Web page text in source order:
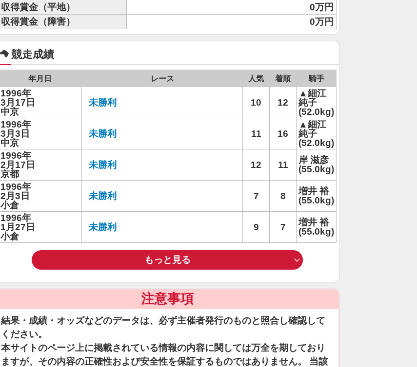
収得賞金（平地）
0万円
収得賞金（障害）
0万円
競走成績
年月日 レース 人気 着順 騎手
1996年
3月17日
中京
未勝利 10 12
▲細江
純子
(52.0kg)
1996年
3月3日
中京
未勝利 11 16
▲細江
純子
(52.0kg)
1996年
2月17日
京都
未勝利 12 11
岸 滋彦
(55.0kg)
1996年
2月3日
小倉
未勝利 7 8
増井 裕
(55.0kg)
1996年
1月27日
小倉
未勝利 9 7
増井 裕
(55.0kg)
もっと見る
注意事項
結果・成績・オッズなどのデータは、必ず主催者発行のものと照合し確認して
ください。
本サイトのページ上に掲載されている情報の内容に関しては万全を期しており
ますが、その内容の正確性および安全性を保証するものではありません。 当該